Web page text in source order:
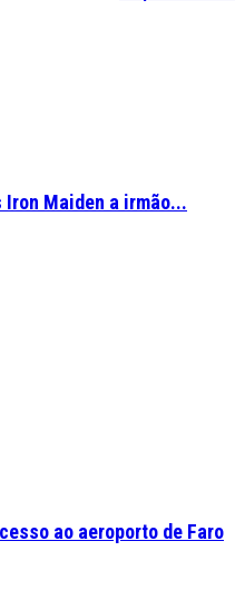
Iron Maiden a irmão...
ao aeroporto de Faro